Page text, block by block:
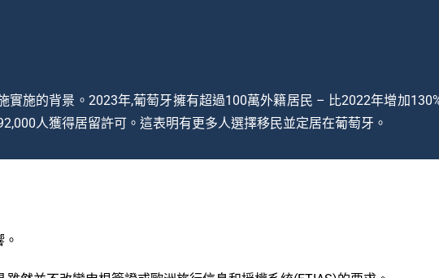
實施的背景。2023年,葡萄牙擁有超過100萬外籍居民 – 比2022年增加
人獲得居留許可。這表明有更多人選擇移民並定居在葡萄牙。